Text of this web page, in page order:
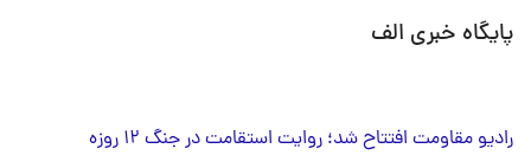
پایگاه خبری الف
رادیو مقاومت افتتاح شد؛ روایت استقامت در جنگ ۱۲ روزه